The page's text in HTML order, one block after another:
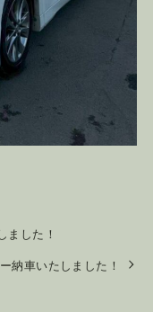
ました！
納車いたしました！